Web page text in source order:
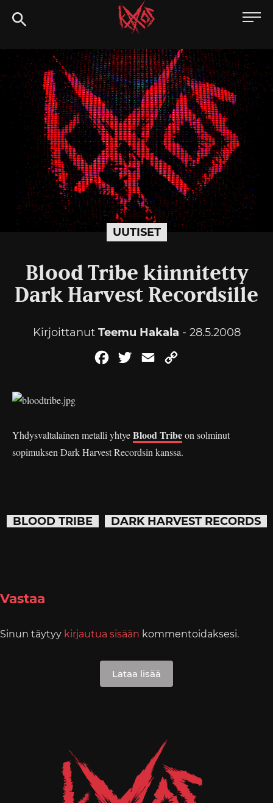
Siirry
suoraan
Kaaoszine
UUTISET
Blood Tribe kiinnitetty
Dark Harvest Recordsille
Kirjoittanut Teemu Hakala - 28.5.2008
FacebookTwitterEmail
Yhdysvaltalainen metalli yhtyeBlood Tribeon solminut
sopimuksen Dark Harvest Recordsin kanssa.
BLOOD TRIBE DARK HARVEST RECORDS
Vastaa
Sinun täytyy kirjautua sisään kommentoidaksesi.
Lataa lisää